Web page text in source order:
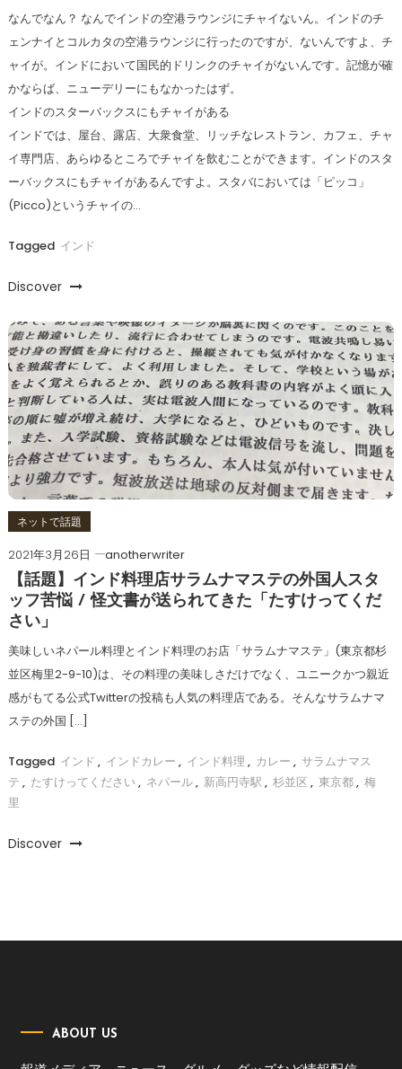
なんでなん？ なんでインドの空港ラウンジにチャイないん。インドのチ
ェンナイとコルカタの空港ラウンジに行ったのですが、ないんですよ、チ
ャイが。インドにおいて国民的ドリンクのチャイがないんです。記憶が確
かならば、ニューデリーにもなかったはず。
インドのスターバックスにもチャイがある
インドでは、屋台、露店、大衆食堂、リッチなレストラン、カフェ、チャ
イ専門店、あらゆるところでチャイを飲むことができます。インドのスタ
ーバックスにもチャイがあるんですよ。スタバにおいては「ピッコ」
(Picco)というチャイの…
Tagged インド
Discover
ネットで話題
2021年3月26日
anotherwriter
【話題】インド料理店サラムナマステの外国人スタ
ッフ苦悩 / 怪文書が送られてきた「たすけってくだ
さい」
美味しいネパール料理とインド料理のお店「サラムナマステ」(東京都杉
並区梅里2-9-10)は、その料理の美味しさだけでなく、ユニークかつ親近
感がもてる公式Twitterの投稿も人気の料理店である。そんなサラムナマ
ステの外国 […]
Tagged インド , インドカレー , インド料理, カレー , サラムナマス
テ , たすけってください , ネパール, 新高円寺駅, 杉並区, 東京都, 梅
里
Discover
ABOUT US